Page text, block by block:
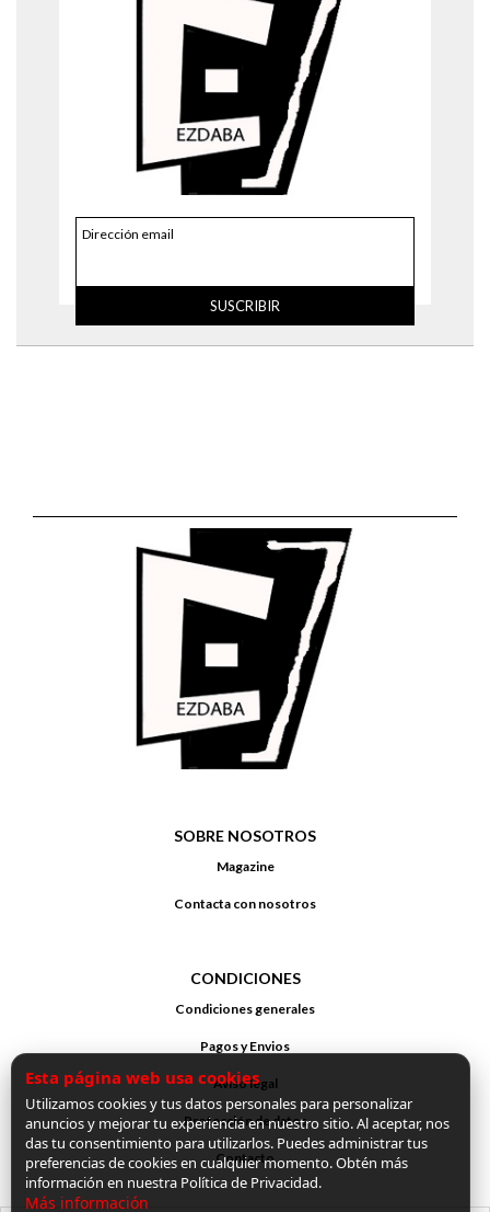
Dirección email
SUSCRIBIR
SOBRE NOSOTROS
Magazine
Contacta con nosotros
CONDICIONES
Condiciones generales
Pagos y Envios
Aviso legal
Protección de datos
Contacto
Esta página web usa cookies
Utilizamos cookies y tus datos personales para personalizar
anuncios y mejorar tu experiencia en nuestro sitio. Al aceptar, nos
das tu consentimiento para utilizarlos. Puedes administrar tus
preferencias de cookies en cualquier momento. Obtén más
información en nuestra Política de Privacidad.
Más información